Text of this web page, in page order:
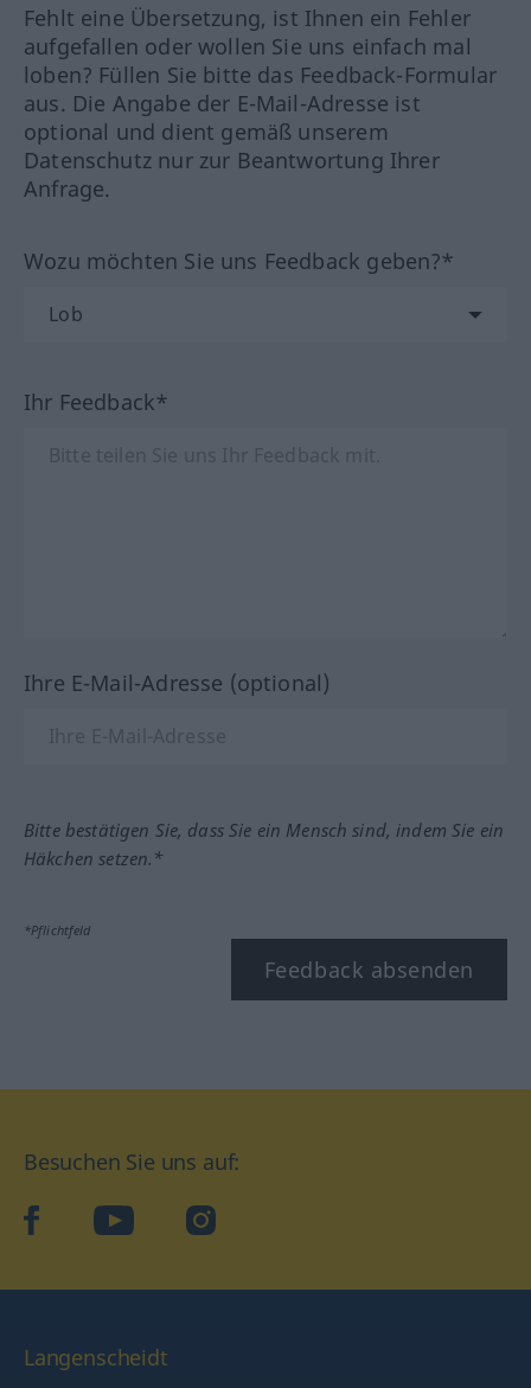
Fehlt eine Übersetzung, ist Ihnen ein Fehler
aufgefallen oder wollen Sie uns einfach mal
loben? Füllen Sie bitte das Feedback-Formular
aus. Die Angabe der E-Mail-Adresse ist
optional und dient gemäß unserem
Datenschutz nur zur Beantwortung Ihrer
Anfrage.
Wozu möchten Sie uns Feedback geben?*
Ihr Feedback*
Ihre E-Mail-Adresse (optional)
Bitte bestätigen Sie, dass Sie ein Mensch sind, indem Sie ein
Häkchen setzen.*
*Pflichtfeld
Feedback absenden
Besuchen Sie uns auf:
facebook YouTube Instagram
Langenscheidt